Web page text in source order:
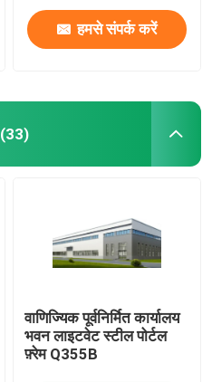
हमसे संपर्क करें
(33)
वाणिज्यिक पूर्वनिर्मित कार्यालय
भवन लाइटवेट स्टील पोर्टल
फ़्रेम Q355B